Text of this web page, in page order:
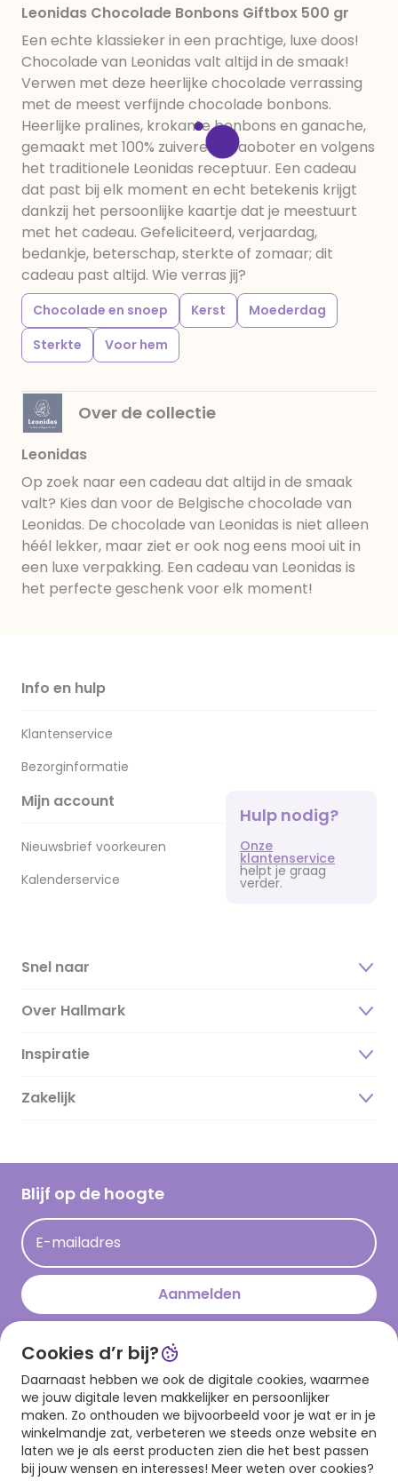
aardbeien, aroma's, watervrije BOTER, rijstmeel,
gesuikerde gecondenseerde MELK, sinaasappelschil,
voedingszuur : citroenzuur, bietensap,
camarguezout, zout, geconcentreerd citroensap,
balsamicoazijn, yuzu sap, tarwe mout, water,
guerande zout, fruit concentraat, pectine en
basilicum.
Leonidas Chocolade Bonbons Giftbox 500 gr
Een echte klassieker in een prachtige, luxe doos!
Chocolade van Leonidas valt altijd in de smaak!
Verwen met deze heerlijke chocolade verrassing
met de meest verfijnde chocolade bonbons.
Heerlijke pralines, krokante bonbons en ganache,
gemaakt met 100% zuivere cacaoboter en volgens
het traditionele Leonidas receptuur. Een cadeau
dat past bij elk moment en echt betekenis krijgt
dankzij het persoonlijke kaartje dat je meestuurt
met het cadeau. Gefeliciteerd, verjaardag,
bedankje, beterschap, sterkte of zomaar; dit
cadeau past altijd. Wie verras jij?
Chocolade en snoep Kerst
Moederdag
Sterkte
Voor hem
Over de collectie
Leonidas
Op zoek naar een cadeau dat altijd in de smaak
valt? Kies dan voor de Belgische chocolade van
Leonidas. De chocolade van Leonidas is niet alleen
héél lekker, maar ziet er ook nog eens mooi uit in
een luxe verpakking. Een cadeau van Leonidas is
het perfecte geschenk voor elk moment!
Info en hulp
Klantenservice
Bezorginformatie
Mijn account
Nieuwsbrief voorkeuren
Kalenderservice
Hulp nodig?
Onze
klantenservice
helpt je graag
verder.
Snel naar
Over Hallmark
Over ons
Duurzaamheid
Hallmark Kaartclub
Acties
Persberichten
Inspiratie
Magazine
Cadeau inspiratie
Op kamp gedichten en versjes
Leuke en grappige op kamp teksten
kamppost inspiratie
Zakelijk
Blijf op de hoogte
E-mailadres
Aanmelden
Download onze app
Cookies d’r bij?
Daarnaast hebben we ook de digitale cookies, waarmee
we jouw digitale leven makkelijker en persoonlijker
maken. Zo onthouden we bijvoorbeeld voor je wat er in je
winkelmandje zat, verbeteren we steeds onze website en
laten we je als eerst producten zien die het best passen
bij jouw wensen en interesses! Meer weten over cookies?